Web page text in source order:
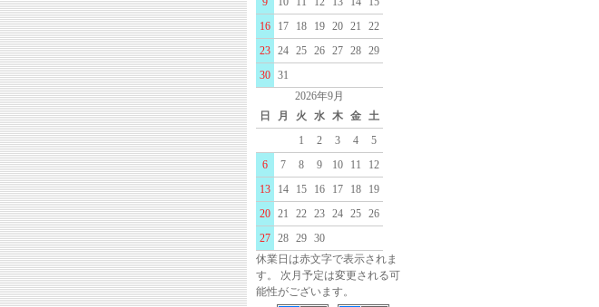
16
17 18 19 20 21
22
23 24 25 26 27 28 29
30 31
2026年9月
日
月 火 水 木 金 土
1
2 3 4
5
6
7 8 9 10 11
12
13
14 15 16 17 18
19
20 21 22 23 24 25 26
27 28 29 30
休業日は赤文字で表示されま
す。 次月予定は変更される可
能性がございます。